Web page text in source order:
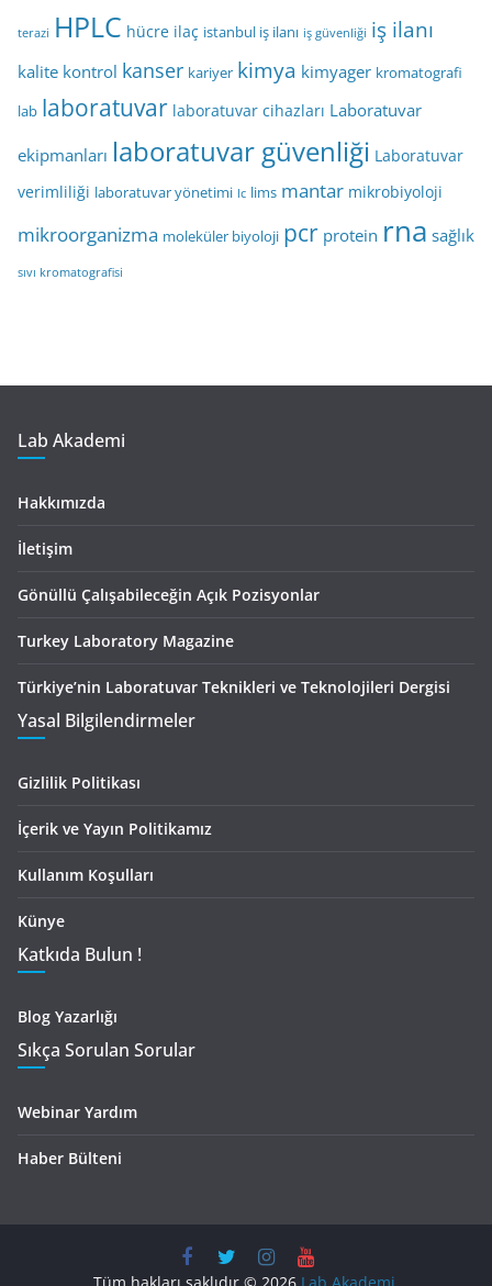
terazi HPLC hücre ilaç istanbul iş ilanı iş güvenliği iş ilanı
kalite kontrol kanser kariyer kimya kimyager kromatografi
lab laboratuvar laboratuvar cihazları Laboratuvar
ekipmanları laboratuvar güvenliği Laboratuvar
verimliliği laboratuvar yönetimi lc lims mantar mikrobiyoloji
mikroorganizma moleküler biyoloji pcr protein rna sağlık
sıvı kromatografisi
Lab Akademi
Hakkımızda
İletişim
Gönüllü Çalışabileceğin Açık Pozisyonlar
Turkey Laboratory Magazine
Türkiye’nin Laboratuvar Teknikleri ve Teknolojileri Dergisi
Yasal Bilgilendirmeler
Gizlilik Politikası
İçerik ve Yayın Politikamız
Kullanım Koşulları
Künye
Katkıda Bulun !
Blog Yazarlığı
Sıkça Sorulan Sorular
Webinar Yardım
Haber Bülteni